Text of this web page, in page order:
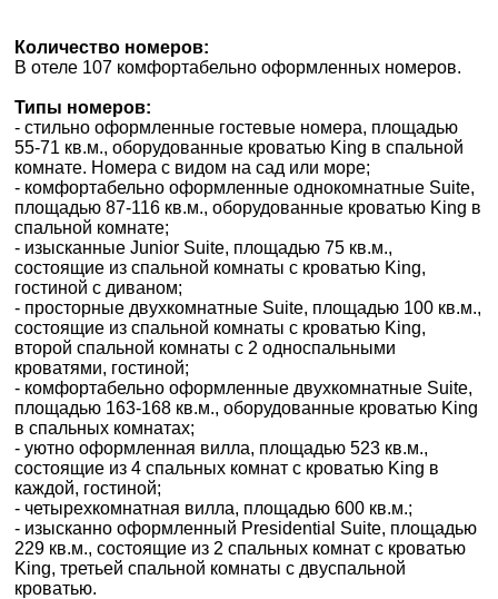
Количество номеров:
В отеле 107 комфортабельно оформленных номеров.
Типы номеров:
- стильно оформленные гостевые номера, площадью
55-71 кв.м., оборудованные кроватью King в спальной
комнате. Номера с видом на сад или море;
- комфортабельно оформленные однокомнатные Suite,
площадью 87-116 кв.м., оборудованные кроватью King в
спальной комнате;
- изысканные Junior Suite, площадью 75 кв.м.,
состоящие из спальной комнаты с кроватью King,
гостиной с диваном;
- просторные двухкомнатные Suite, площадью 100 кв.м.,
состоящие из спальной комнаты с кроватью King,
второй спальной комнаты с 2 односпальными
кроватями, гостиной;
- комфортабельно оформленные двухкомнатные Suite,
площадью 163-168 кв.м., оборудованные кроватью King
в спальных комнатах;
- уютно оформленная вилла, площадью 523 кв.м.,
состоящие из 4 спальных комнат с кроватью King в
каждой, гостиной;
- четырехкомнатная вилла, площадью 600 кв.м.;
- изысканно оформленный Presidential Suite, площадью
229 кв.м., состоящие из 2 спальных комнат с кроватью
King, третьей спальной комнаты с двуспальной
кроватью.
ДЕ ПРОЖИВАЄТЕ
ПРИМІТКИ
*поля обов'язкові для
заповнення